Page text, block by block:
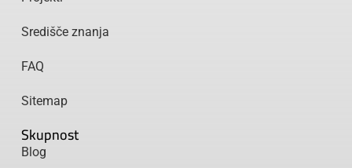
Središče znanja
FAQ
Sitemap
Skupnost
Blog